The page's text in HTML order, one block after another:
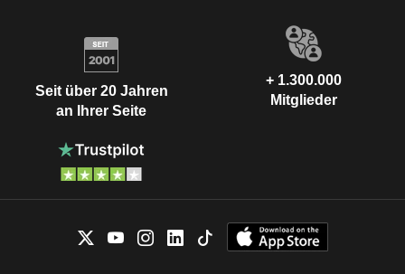
Seit über 20 Jahren
an Ihrer Seite
+ 1.300.000
Mitglieder